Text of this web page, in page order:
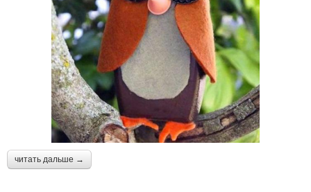
читать дальше →